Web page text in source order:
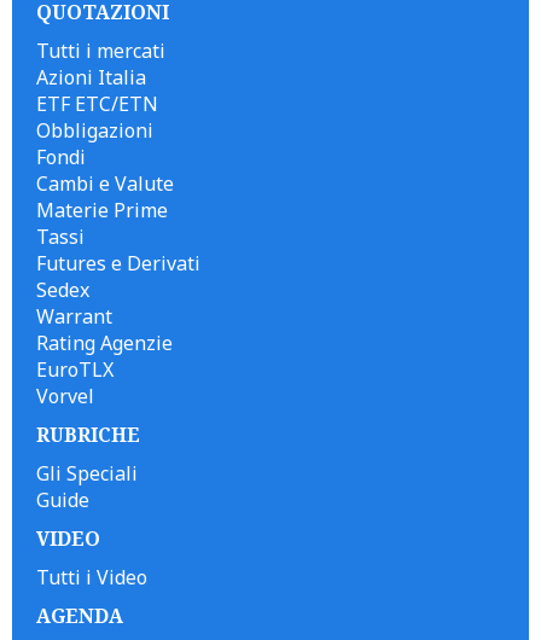
QUOTAZIONI
Tutti i mercati
Azioni Italia
ETF ETC/ETN
Obbligazioni
Fondi
Cambi e Valute
Materie Prime
Tassi
Futures e Derivati
Sedex
Warrant
Rating Agenzie
EuroTLX
Vorvel
RUBRICHE
Gli Speciali
Guide
VIDEO
Tutti i Video
AGENDA